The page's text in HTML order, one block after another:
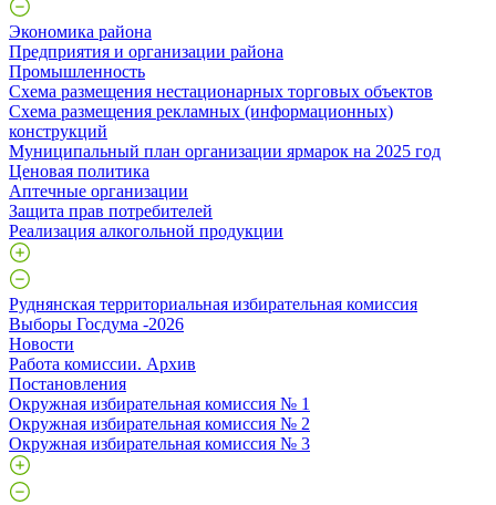
Экономика района
Предприятия и организации района
Промышленность
Схема размещения нестационарных торговых объектов
Схема размещения рекламных (информационных)
конструкций
Муниципальный план организации ярмарок на 2025 год
Ценовая политика
Аптечные организации
Защита прав потребителей
Реализация алкогольной продукции
Руднянская территориальная избирательная комиссия
Выборы Госдума -2026
Новости
Работа комиссии. Архив
Постановления
Окружная избирательная комиссия № 1
Окружная избирательная комиссия № 2
Окружная избирательная комиссия № 3